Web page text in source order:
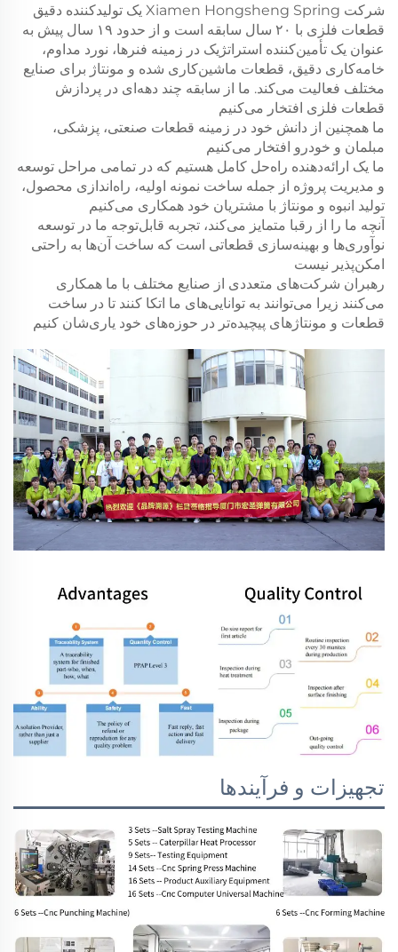
شرکت Xiamen Hongsheng Spring یک تولیدکننده دقیق
قطعات فلزی با ۲۰ سال سابقه است و از حدود ۱۹ سال پیش به
عنوان یک تأمین‌کننده استراتژیک در زمینه فنرها، نورد مداوم،
خامه‌کاری دقیق، قطعات ماشین‌کاری شده و مونتاژ برای صنایع
مختلف فعالیت می‌کند. ما از سابقه چند دهه‌ای در پردازش
قطعات فلزی افتخار می‌کنیم
ما همچنین از دانش خود در زمینه قطعات صنعتی، پزشکی،
مبلمان و خودرو افتخار می‌کنیم
ما یک ارائه‌دهنده راه‌حل کامل هستیم که در تمامی مراحل توسعه
و مدیریت پروژه از جمله ساخت نمونه اولیه، راه‌اندازی محصول،
تولید انبوه و مونتاژ با مشتریان خود همکاری می‌کنیم
آنچه ما را از رقبا متمایز می‌کند، تجربه قابل‌توجه ما در توسعه
نوآوری‌ها و بهینه‌سازی قطعاتی است که ساخت آن‌ها به راحتی
امکن‌پذیر نیست
رهبران شرکت‌های متعددی از صنایع مختلف با ما همکاری
می‌کنند زیرا می‌توانند به توانایی‌های ما اتکا کنند تا در ساخت
قطعات و مونتاژهای پیچیده‌تر در حوزه‌های خود یاری‌شان کنیم
تجهیزات و فرآیندها